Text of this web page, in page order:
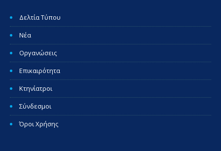
Δελτία Τύπου
Νέα
Οργανώσεις
Επικαιρότητα
Κτηνίατροι
Σύνδεσμοι
Όροι Χρήσης